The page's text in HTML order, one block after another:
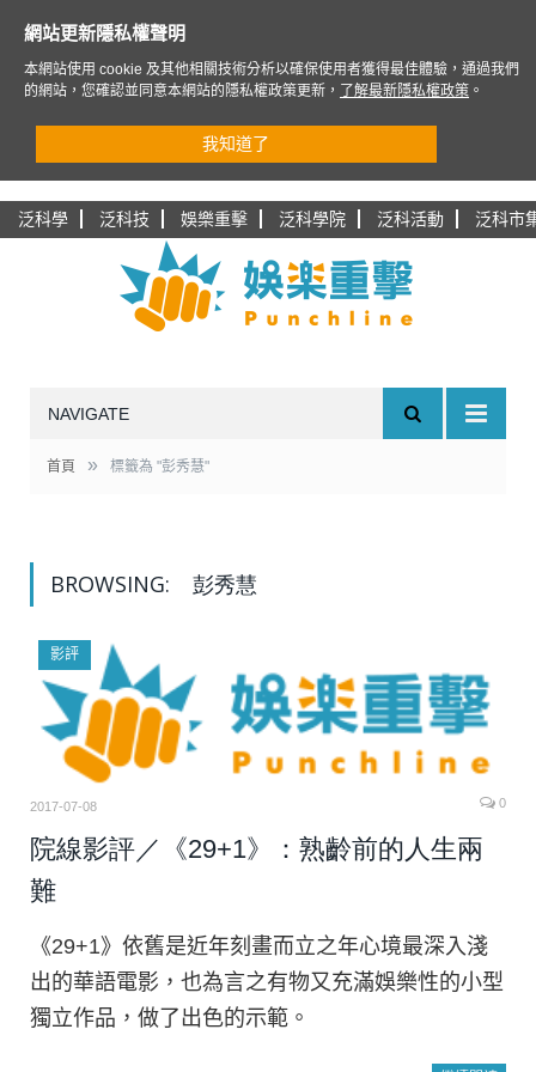
泛科學 泛科技 娛樂重擊 泛科學院 泛科活動 泛科市
NAVIGATE
首頁 » 標籤為 "彭秀慧"
BROWSING: 彭秀慧
影評
2017-07-08 0
院線影評／《29+1》：熟齡前的人生兩
難
《29+1》依舊是近年刻畫而立之年心境最深入淺
出的華語電影，也為言之有物又充滿娛樂性的小型
獨立作品，做了出色的示範。
網站更新隱私權聲明
本網站使用 cookie 及其他相關技術分析以確保使用者獲得最佳體驗，通過我們
的網站，您確認並同意本網站的隱私權政策更新，
了解最新隱私權政策 。
我知道了